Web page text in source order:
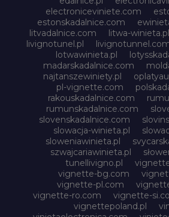
electroniceviniete.com
estonskadalnice.com
litvadalnice.com
litwa-winieta.pl
livignotunel.pl
lotwawinieta.pl
madarskadalnice.com
najtanszewiniety.pl
pl-vignette.com
rakouskadalnice.com
rumunskadalnice.com
slovenskadalnice.com
slowacja-winieta.pl
sloweniawinieta.pl
szwajcariawinieta.pl
tunellivigno.pl
vignette-bg.com
vignette-pl.com
vignette-ro.com
vignette-
vignettepoland.pl